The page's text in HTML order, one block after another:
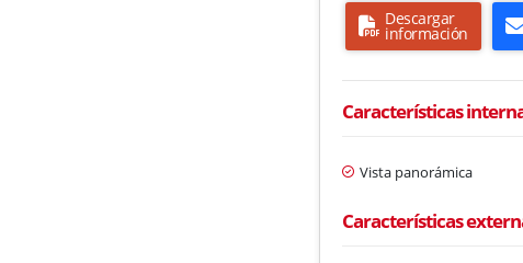
Descargar
información
Características
Vista panorámica
Características